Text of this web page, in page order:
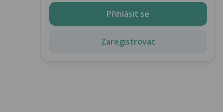
Přihlásit se
Zaregistrovat